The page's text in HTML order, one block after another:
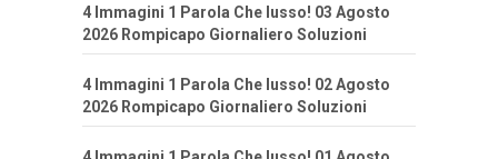
4 Immagini 1 Parola Che lusso! 03 Agosto
2026 Rompicapo Giornaliero Soluzioni
4 Immagini 1 Parola Che lusso! 02 Agosto
2026 Rompicapo Giornaliero Soluzioni